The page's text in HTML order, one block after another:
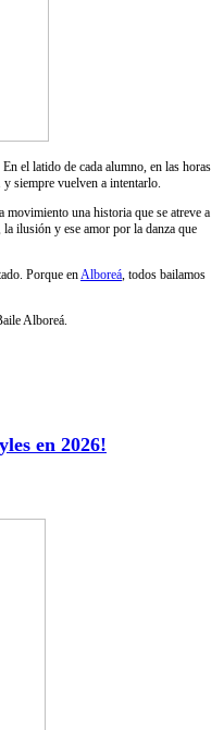
el latido de cada alumno, en las horas
siempre vuelven a intentarlo.
movimiento una historia que se atreve a
ilusión y ese amor por la danza que
Porque enAlboreá, todos bailamos
Alboreá.
en 2026!